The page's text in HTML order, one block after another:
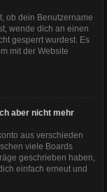
ob dein Benutzername
wende dich an einen
gesperrt wurdest. Es
mit der Website
aber nicht mehr
aus verschieden
viele Boards
geschrieben haben,
einfach erneut und